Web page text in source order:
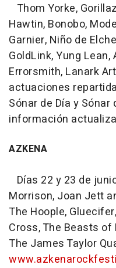
Thom Yorke,
Hawtin, Bonobo,
Garnier, Niño de
GoldLink, Yung Lean,
Errorsmith, Lanark
actuaciones
Sónar de Día y Sónar
información
AZKENA
Días 22 y 23 de
Morrison, Joan Jett
The Hoople,
Cross, The Beasts
The James Taylor